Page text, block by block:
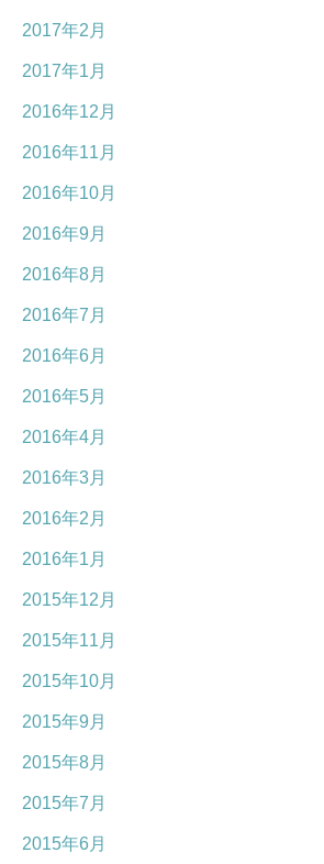
2017年2月
2017年1月
2016年12月
2016年11月
2016年10月
2016年9月
2016年8月
2016年7月
2016年6月
2016年5月
2016年4月
2016年3月
2016年2月
2016年1月
2015年12月
2015年11月
2015年10月
2015年9月
2015年8月
2015年7月
2015年6月